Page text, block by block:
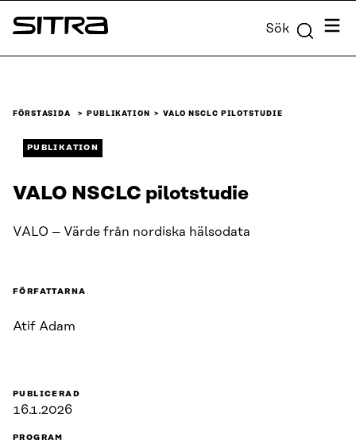
Skip to
content
Sitra Sök Meny
FÖRSTASIDA PUBLIKATION VALO NSCLC PILOTSTUDIE
PUBLIKATION
VALO NSCLC pilotstudie
VALO – Värde från nordiska hälsodata
FÖRFATTARNA
Atif Adam
PUBLICERAD
16.1.2026
PROGRAM